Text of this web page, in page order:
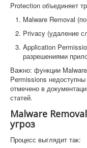
Protection объединяет
Malware Removal
Privacy (удаление
Application
разрешениями
Важно: функции
Permissions
отмечено в
статей.
Malware
угроз
Процесс выглядит так: